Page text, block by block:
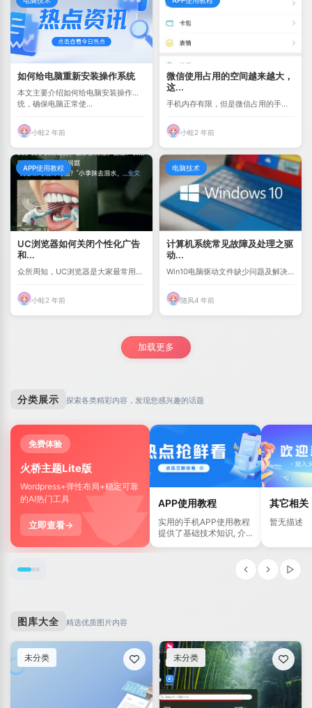
如何给电脑重新安装操作系统
本文主要介绍如何给电脑安装操作系
统，确保电脑正常使...
小蛙2 年前
微信使用占用的空间越来越大，
这...
手机内存有限，但是微信占用的手机
小蛙2 年前
APP使用教程
UC浏览器如何关闭个性化广告
和...
众所周知，UC浏览器是大家最常用的
小蛙2 年前
电脑技术
计算机系统常见故障及处理之驱
动...
Win10电脑驱动文件缺少问题及解决
随风4 年前
加载更多
分类展示 探索各类精彩内容，发现您感兴趣的话题
免费体验
火桥主题Lite版
Wordpress+弹性布局+稳定可靠
的AI热门工具
立即查看→
APP使用教程
实用的手机APP使用教程
提供了基础技术知识, 介
其它相关
暂无描述
图库大全 精选优质图片内容
未分类 未分类